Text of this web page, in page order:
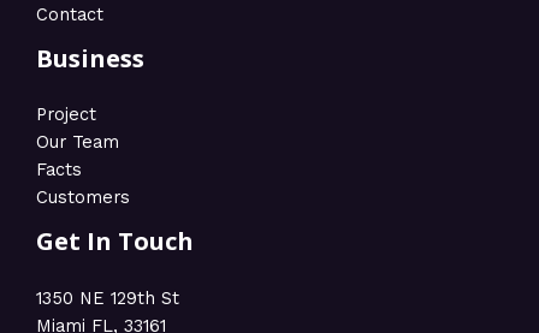
Contact
Business
Project
Our Team
Facts
Customers
Get In Touch
1350 NE 129th St
Miami FL, 33161